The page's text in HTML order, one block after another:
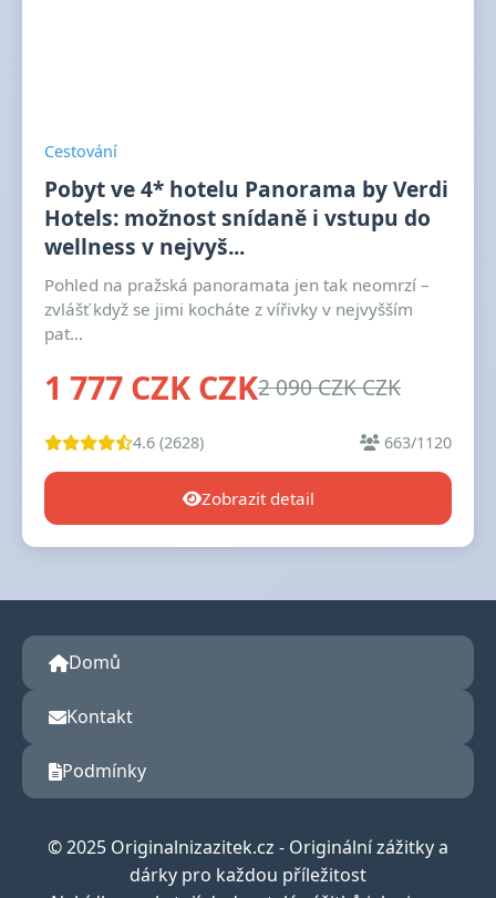
Cestování
Pobyt ve 4* hotelu Panorama by Verdi
Hotels: možnost snídaně i vstupu do
wellness v nejvyš...
Pohled na pražská panoramata jen tak neomrzí –
zvlášť když se jimi kocháte z vířivky v nejvyšším
pat...
1 777 CZK CZK2 090 CZK CZK
4.6 (2628) 663/1120
Zobrazit detail
Domů
Kontakt
Podmínky
© 2025 Originalnizazitek.cz - Originální zážitky a
dárky pro každou příležitost